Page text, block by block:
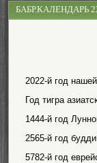
БАБР.КАЛЕНДАРЬ
2022-й год
Год тигра
1444-й год
2565-й год
5782-й год